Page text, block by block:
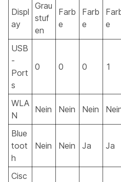
Displ
ay
Grau
stuf
en
Farb
e
Farb
e
e
USB
-
Port
s
0 0 0 1
WLA
N
Nein Nein Nein
Blue
toot
h
Nein Nein Ja Ja
Cisc